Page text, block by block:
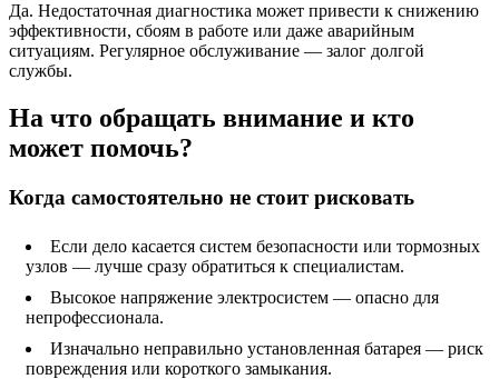
Да. Недостаточная диагностика может привести к снижению
эффективности, сбоям в работе или даже аварийным
ситуациям. Регулярное обслуживание — залог долгой
службы.
На что обращать внимание и кто
может помочь?
Когда самостоятельно не стоит рисковать
Если дело касается систем безопасности или тормозных
узлов — лучше сразу обратиться к специалистам.
Высокое напряжение электросистем — опасно для
непрофессионала.
Изначально неправильно установленная батарея — риск
повреждения или короткого замыкания.